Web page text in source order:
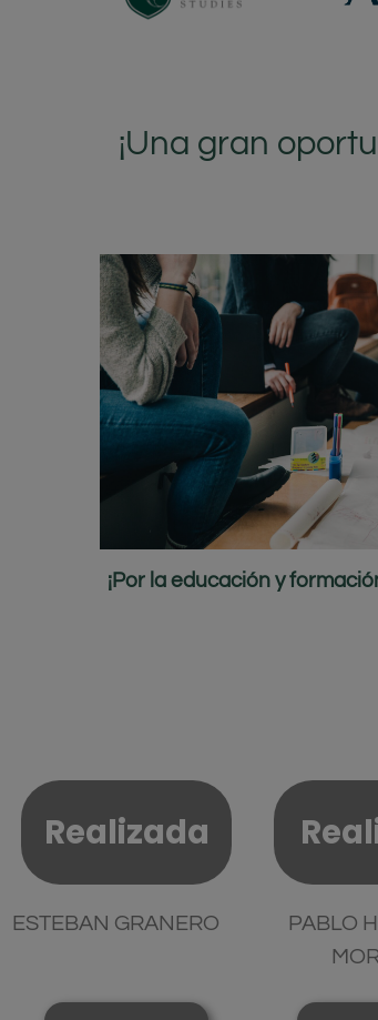
¡Una gran
¡Por la educación y
Realizada
ESTEBAN GRANERO
PABLO